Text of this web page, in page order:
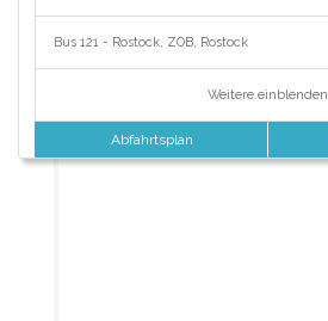
Bus 121 - Rostock, ZOB, Rostock
Weitere einblenden
Abfahrtsplan